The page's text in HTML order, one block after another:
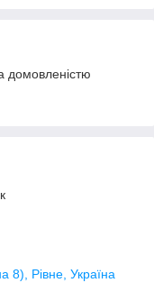
домовленістю
8), Рівне, Україна